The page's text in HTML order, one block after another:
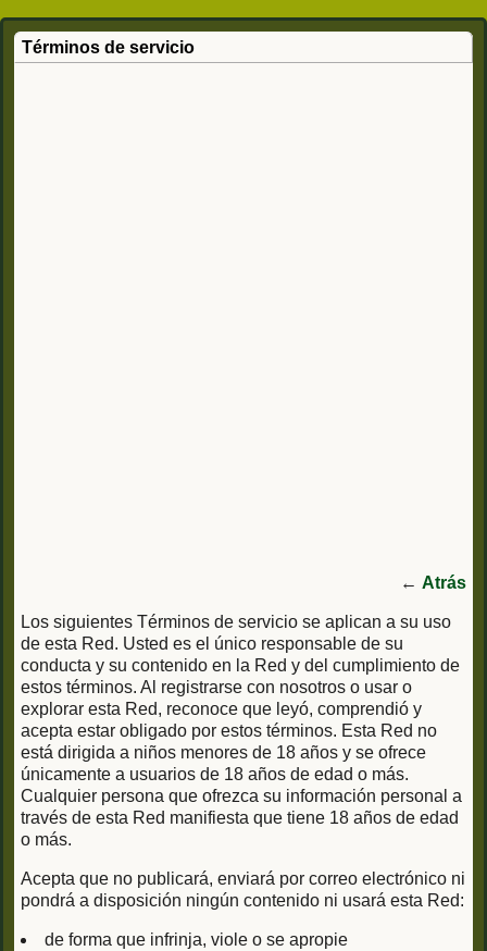
Términos de servicio
← Atrás
Los siguientes Términos de servicio se aplican a su uso
de esta Red. Usted es el único responsable de su
conducta y su contenido en la Red y del cumplimiento de
estos términos. Al registrarse con nosotros o usar o
explorar esta Red, reconoce que leyó, comprendió y
acepta estar obligado por estos términos. Esta Red no
está dirigida a niños menores de 18 años y se ofrece
únicamente a usuarios de 18 años de edad o más.
Cualquier persona que ofrezca su información personal a
través de esta Red manifiesta que tiene 18 años de edad
o más.
Acepta que no publicará, enviará por correo electrónico ni
pondrá a disposición ningún contenido ni usará esta Red:
de forma que infrinja, viole o se apropie